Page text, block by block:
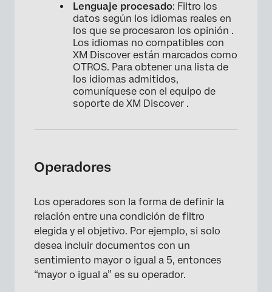
Lenguaje procesado: Filtro los
datos según los idiomas reales en
los que se procesaron los opinión .
Los idiomas no compatibles con
XM Discover están marcados como
OTROS. Para obtener una lista de
los idiomas admitidos,
comuníquese con el equipo de
soporte de XM Discover .
Operadores
Los operadores son la forma de definir la
relación entre una condición de filtro
elegida y el objetivo. Por ejemplo, si solo
desea incluir documentos con un
sentimiento mayor o igual a 5, entonces
“mayor o igual a” es su operador.